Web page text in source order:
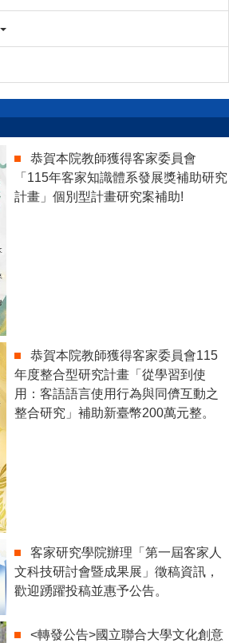
恭賀本院教師獲得客家委員會
「115年客家知識體系發展獎補助研究
計畫」個別型計畫研究案補助!
恭賀本院教師獲得客家委員會115
年度整合型研究計畫「從學習到使
用：客語語言使用行為與同儕互動之
整合研究」補助新臺幣200萬元整。
客家研究學院辦理「第一屆客家人
文科技研討會暨成果展」徵稿資訊，
歡迎踴躍投稿並惠予公告。
<轉發公告>國立聯合大學文化創意